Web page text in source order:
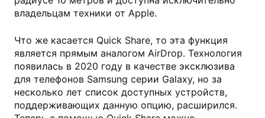
владельцам техники от Apple.
Что же касается Quick Share, то эта функция
является прямым аналогом AirDrop. Технология
появилась в 2020 году в качестве эксклюзива
для телефонов Samsung серии Galaxy, но за
несколько лет список доступных устройств,
поддерживающих данную опцию, расширился.